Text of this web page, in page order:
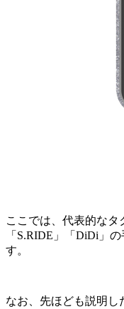
ここでは、代表的なタ
「S.RIDE」「DiDi」
す。
なお、先ほども説明し